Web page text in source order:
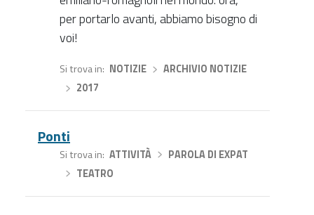
per portarlo avanti, abbiamo bisogno di
voi!
Si trova in NOTIZIE›
ARCHIVIO NOTIZIE
2017
Ponti
Si trova in ATTIVITÀ›
PAROLA DI EXPAT
TEATRO